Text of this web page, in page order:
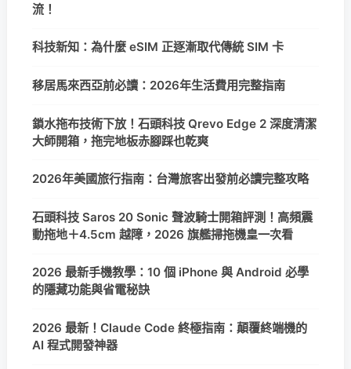
流！
科技新知：為什麼 eSIM 正逐漸取代傳統 SIM 卡
移居馬來西亞前必讀：2026年生活費用完整指南
鎖水拖布技術下放！石頭科技 Qrevo Edge 2 深度清潔
大師開箱，拖完地板赤腳踩也乾爽
2026年美國旅行指南：台灣旅客出發前必讀完整攻略
石頭科技 Saros 20 Sonic 聲波騎士開箱評測！高頻震
動拖地＋4.5cm 越障，2026 旗艦掃拖機皇一次看
2026 最新手機教學：10 個 iPhone 與 Android 必學
的隱藏功能與省電秘訣
2026 最新！Claude Code 終極指南：顛覆終端機的
AI 程式開發神器